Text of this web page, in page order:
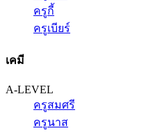
ครูกี้
ครูเบียร์
เคมี
A-LEVEL
ครูสมศรี
ครูนาส